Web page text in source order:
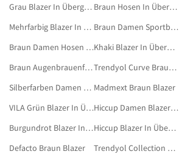
Grau Blazer In Übergröße
Braun Hosen In Übergröße
Mehrfarbig Blazer In Übergröße
Braun Damen Sportblazer
Braun Damen Hosen In Übergröße
Khaki Blazer In Übergröße
Braun Augenbrauenfarben
Trendyol Curve Braun Blazer In Übergröße
Silberfarben Damen Blazer In Übergröße Madmext Braun Blazer
VILA Grün Blazer In Übergröße
Hiccup Damen Blazer In Übergröße
Burgundrot Blazer In Übergröße
Hiccup Blazer In Übergröße
Defacto Braun Blazer
Trendyol Collection Bescheidene Blazer